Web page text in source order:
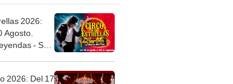
2026:
Agosto.
- San
2026: Del 17